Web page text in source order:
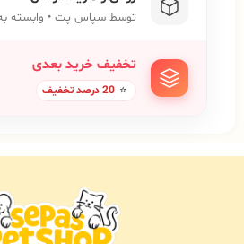
توسط سپاس پت • وابسته
تخفیف خرید بعدی
⭐ 20 درصد تخفیف